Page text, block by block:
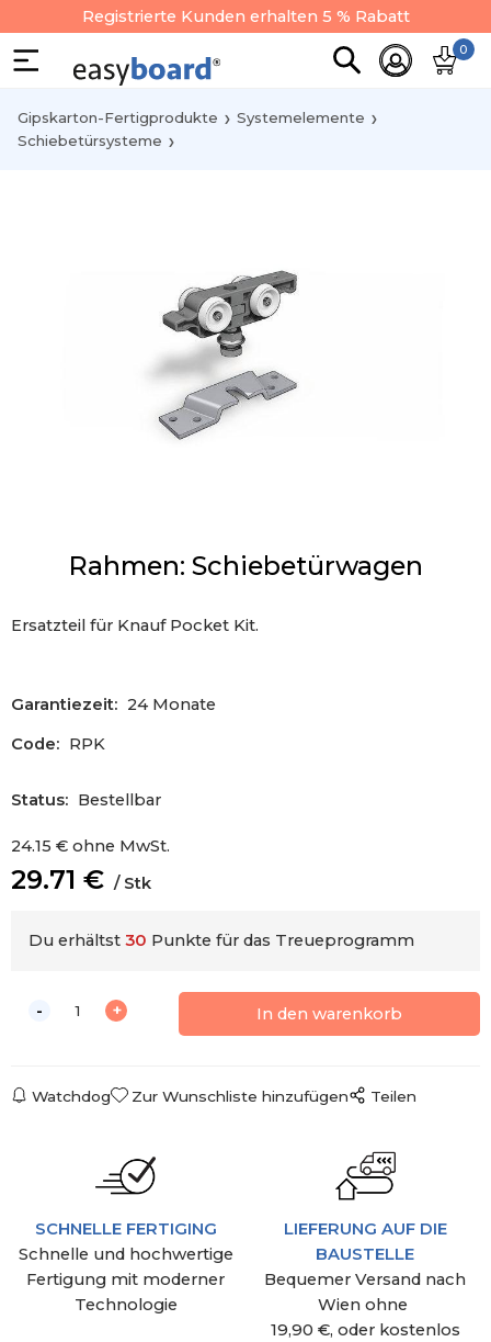
Registrierte Kunden erhalten 5 % Rabatt
0
Gipskarton-Fertigprodukte
Systemelemente
Schiebetürsysteme
Rahmen: Schiebetürwagen
Ersatzteil für Knauf Pocket Kit.
Garantiezeit: 24 Monate
Code: RPK
Status: Bestellbar
24.15 € ohne MwSt.
29.71 € Stk
Du erhältst 30 Punkte für das Treueprogramm
Watchdog Zur Wunschliste hinzufügen Teilen
SCHNELLE FERTIGING
Schnelle und hochwertige
Fertigung mit moderner
Technologie
LIEFERUNG AUF DIE
BAUSTELLE
Bequemer Versand nach
Wien ohne
19,90 €, oder kostenlos